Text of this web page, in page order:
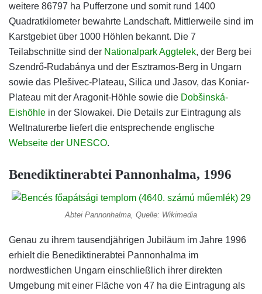
weitere 86797 ha Pufferzone und somit rund 1400
Quadratkilometer bewahrte Landschaft. Mittlerweile sind im
Karstgebiet über 1000 Höhlen bekannt. Die 7
Teilabschnitte sind der Nationalpark Aggtelek, der Berg bei
Szendrő-Rudabánya und der Esztramos-Berg in Ungarn
sowie das Plešivec-Plateau, Silica und Jasov, das Koniar-
Plateau mit der Aragonit-Höhle sowie die Dobšinská-
Eishöhle in der Slowakei. Die Details zur Eintragung als
Weltnaturerbe liefert die entsprechende englische
Webseite der UNESCO.
Benediktinerabtei Pannonhalma, 1996
Abtei Pannonhalma, Quelle: Wikimedia
Genau zu ihrem tausendjährigen Jubiläum im Jahre 1996
erhielt die Benediktinerabtei Pannonhalma im
nordwestlichen Ungarn einschließlich ihrer direkten
Umgebung mit einer Fläche von 47 ha die Eintragung als